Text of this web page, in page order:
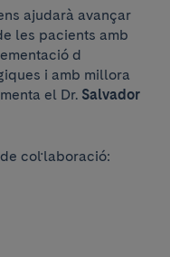
ajudarà avançar
les pacients amb
d
i amb millora
el Dr. Salvador
col·laboració: